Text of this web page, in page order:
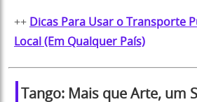
++ Dicas Para Usar o Transporte
Local (Em Qualquer País)
Tango: Mais que Arte, um